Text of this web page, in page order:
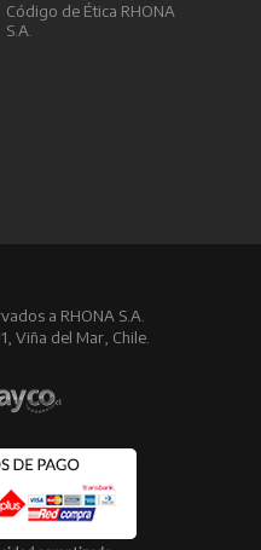
Código de Ética RHONA
S.A.
a RHONA S.A.
Viña del Mar, Chile.